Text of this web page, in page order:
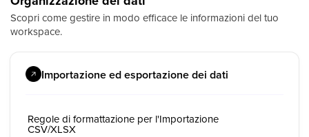
Scopri come gestire in modo efficace le informazioni del tuo
workspace.
Importazione ed esportazione dei dati
Regole di formattazione per l'Importazione
CSV/XLSX